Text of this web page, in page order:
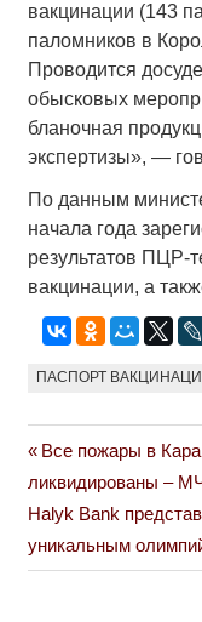
вакцинации (143
паломников в
Проводится
обысковых
бланочная
экспертизы», —
По данным
начала года
результатов ПЦР-
вакцинации, а
ПАСПОРТ
Навигация
по
записям
Previous
Post:
Все пожары в
ликвидированы –
Next
Post:
Halyk Bank
уникальным